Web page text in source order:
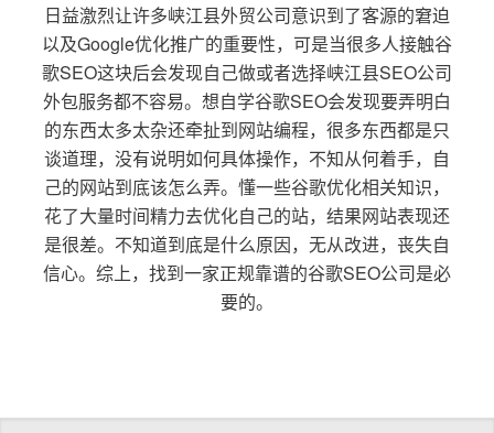
日益激烈让许多峡江县外贸公司意识到了客源的窘迫
以及Google优化推广的重要性，可是当很多人接触谷
歌SEO这块后会发现自己做或者选择峡江县SEO公司
外包服务都不容易。想自学谷歌SEO会发现要弄明白
的东西太多太杂还牵扯到网站编程，很多东西都是只
谈道理，没有说明如何具体操作，不知从何着手，自
己的网站到底该怎么弄。懂一些谷歌优化相关知识，
花了大量时间精力去优化自己的站，结果网站表现还
是很差。不知道到底是什么原因，无从改进，丧失自
信心。综上，找到一家正规靠谱的谷歌SEO公司是必
要的。